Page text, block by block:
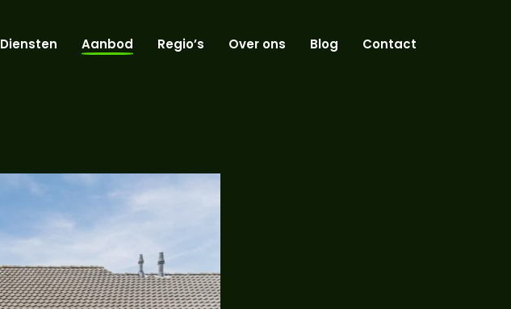
Diensten Aanbod Regio’s Over ons Blog Contact